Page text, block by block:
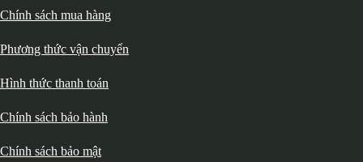
Chính sách mua hàng
Phương thức vận chuyển
Hình thức thanh toán
Chính sách bảo hành
Chính sách bảo mật